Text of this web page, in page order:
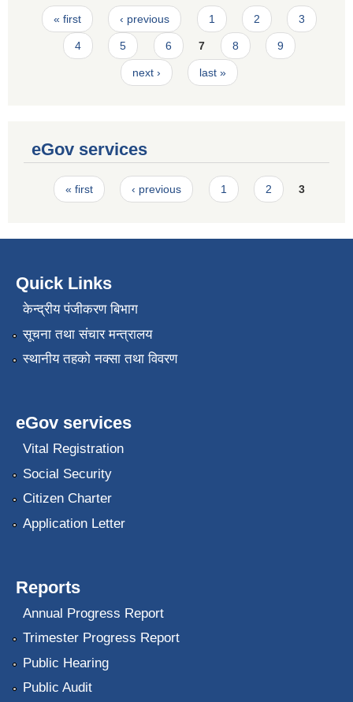
Pages
« first ‹ previous 1 2 3
4 5 6 7 8 9
next › last »
eGov services
Pages
« first ‹ previous 1 2 3
Quick Links
केन्द्रीय पंजीकरण बिभाग
सूचना तथा संचार मन्त्रालय
स्थानीय तहको नक्सा तथा विवरण
eGov services
Vital Registration
Social Security
Citizen Charter
Application Letter
Reports
Annual Progress Report
Trimester Progress Report
Public Hearing
Public Audit